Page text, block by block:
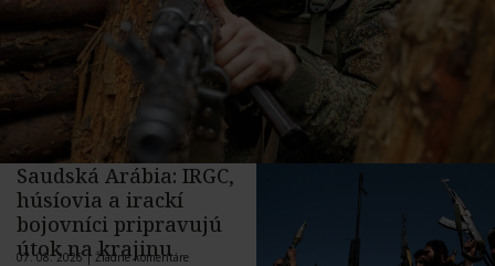
Saudská Arábia: IRGC,
húsíovia a irackí
bojovníci pripravujú
útok na krajinu
07. 08. 2026 | Žiadne komentáre